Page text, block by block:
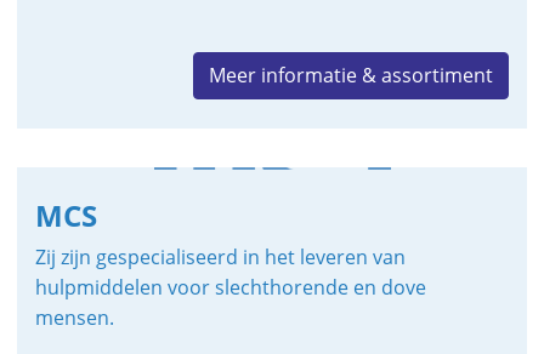
Meer informatie & assortiment
MCS
Zij zijn gespecialiseerd in het leveren van
hulpmiddelen voor slechthorende en dove
mensen.